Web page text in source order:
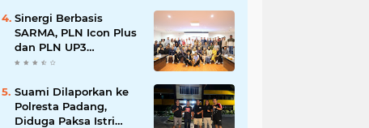
Dipercepat
Sinergi Berbasis
SARMA, PLN Icon Plus
dan PLN UP3
Tanjungpinang
Strategis
Suami Dilaporkan ke
Polresta Padang,
Diduga Paksa Istri